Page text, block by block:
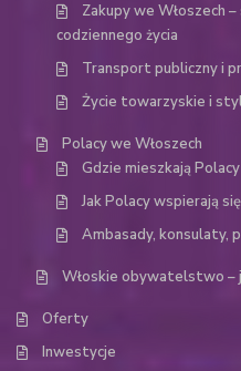
Zakupy we Włoszech
codziennego życia
Transport publiczny i
Życie towarzyskie i
Polacy we Włoszech
Gdzie mieszkają
Jak Polacy wspierają
Ambasady, konsulaty,
Włoskie obywatelstwo –
Oferty
Inwestycje